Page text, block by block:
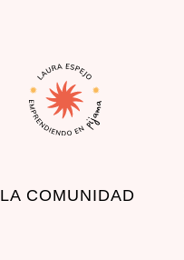
LA COMUNIDAD